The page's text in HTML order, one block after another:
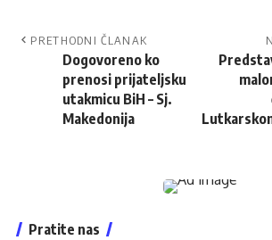
PRETHODNI ČLANAK
Dogovoreno ko
prenosi prijateljsku
utakmicu BiH – Sj.
Makedonija
Pratite nas